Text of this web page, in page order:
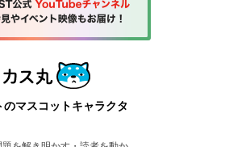
のマスコットキャラクタ